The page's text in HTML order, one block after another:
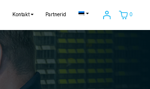
Kontakt Partnerid 0